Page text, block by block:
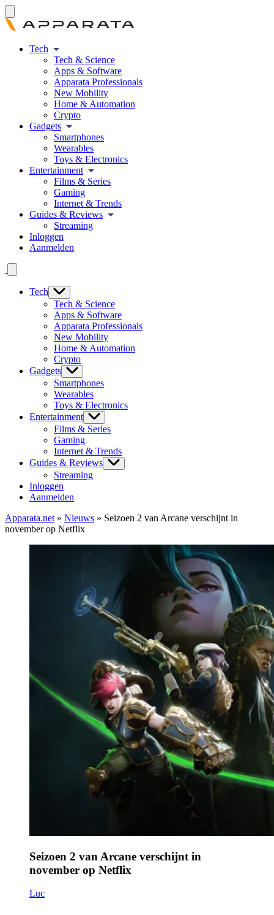
Tech
Tech & Science
Apps & Software
Apparata Professionals
New Mobility
Home & Automation
Crypto
Gadgets
Smartphones
Wearables
Toys & Electronics
Entertainment
Films & Series
Gaming
Internet & Trends
Guides & Reviews
Streaming
Inloggen
Aanmelden
Tech
Tech & Science
Apps & Software
Apparata Professionals
New Mobility
Home & Automation
Crypto
Gadgets
Smartphones
Wearables
Toys & Electronics
Entertainment
Films & Series
Gaming
Internet & Trends
Guides & Reviews
Streaming
Inloggen
Aanmelden
Apparata.net » Nieuws » Seizoen 2 van Arcane verschijnt in
november op Netflix
Seizoen 2 van Arcane verschijnt in
november op Netflix
Luc